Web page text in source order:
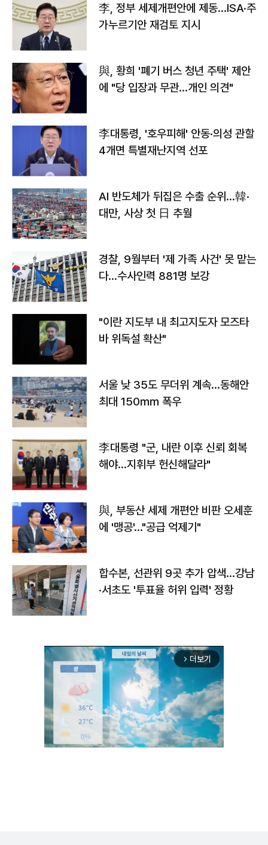
李, 정부 세제개편안에 제동…ISA·주
가누르기안 재검토 지시
與, 황희 '폐기 버스 청년 주택' 제안
에 "당 입장과 무관…개인 의견"
李대통령, '호우피해' 안동·의성 관할
4개면 특별재난지역 선포
AI 반도체가 뒤집은 수출 순위…韓·
대만, 사상 첫 日 추월
경찰, 9월부터 '제 가족 사건' 못 맡는
다…수사인력 881명 보강
"이란 지도부 내 최고지도자 모즈타
바 위독설 확산"
서울 낮 35도 무더위 계속…동해안
최대 150㎜ 폭우
李대통령 "군, 내란 이후 신뢰 회복
해야…지휘부 헌신해달라"
與, 부동산 세제 개편안 비판 오세훈
에 '맹공'…"공급 억제기"
합수본, 선관위 9곳 추가 압색…강남
·서초도 '투표율 허위 입력' 정황
arrow_forward_ios 더보기